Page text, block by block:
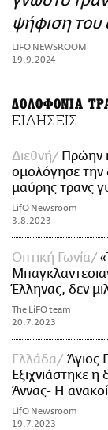
ΑΜΠΑ
PRINT
ψήφιση του
LIFO NEWSROOM
19.9.2024
ΔΟΛΟΦΟΝΙΑ
ΕΙΔΗΣΕΙΣ
Διεθνή
Πρώην
ομολόγησε την
μαύρης τρανς
LifO Newsroom
3.8.2023
Οπτική Γωνία
Έλληνας, δεν
The LiFO team
20.7.2023
Ελλάδα
Άγιος
Εξιχνιάστηκε
Άννας- Η
LifO Newsroom
19.7.2023